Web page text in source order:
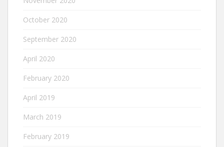
October 2020
September 2020
April 2020
February 2020
April 2019
March 2019
February 2019